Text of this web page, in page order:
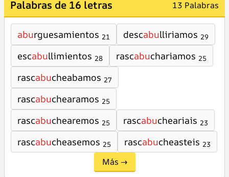
Palabras de 16 letras 13 Palabras
aburguesamientos 21 descabulliriamos 29
escabullimientos 28 rascabuchariamos 25
rascabucheabamos 27
rascabuchearamos 25
rascabuchearemos 25 rascabucheariais 23
rascabucheasemos 25 rascabucheasteis 23
Más →